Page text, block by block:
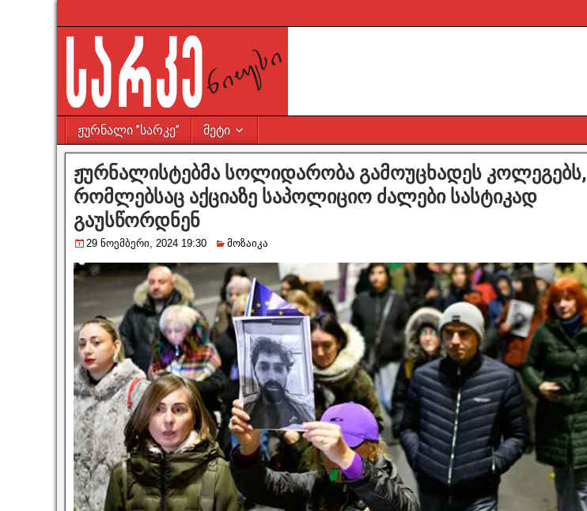
ჟურნალი ”სარკე” მეტი
ჟურნალისტებმა სოლიდარობა გამოუცხადეს კოლეგებს,
რომლებსაც აქციაზე საპოლიციო ძალები სასტიკად
გაუსწორდნენ
29 ნოემბერი, 2024 19:30 მოზაიკა